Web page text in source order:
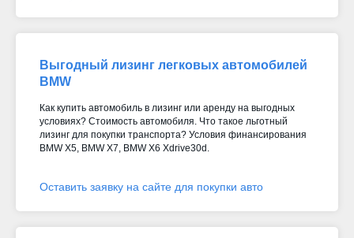
Выгодный лизинг легковых автомобилей
BMW
Как купить автомобиль в лизинг или аренду на выгодных
условиях? Стоимость автомобиля. Что такое льготный
лизинг для покупки транспорта? Условия финансирования
BMW X5, BMW X7, BMW X6 Xdrive30d
Оставить заявку на сайте для покупки авто